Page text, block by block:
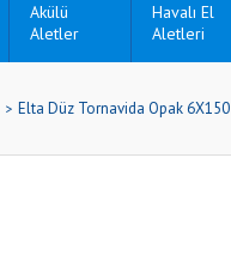
Akülü
Aletler
Havalı El
Aletleri
Elta Düz Tornavida Opak 6X150